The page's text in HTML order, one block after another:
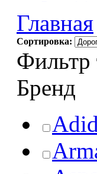
Главная
Сортировка:
Фильтр
Бренд